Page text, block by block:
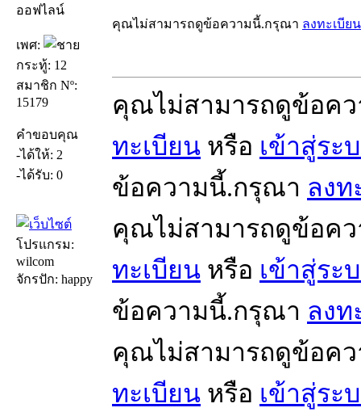
ออฟไลน์
เพศ:
กระทู้: 12
สมาชิก Nº:
15179
คำขอบคุณ
-ได้ให้: 2
-ได้รับ: 0
โปรแกรม:
wilcom
จักรปัก: happy
คุณไม่สามารถดูข้อความนี้.กรุณา ลงทะเบียน
คุณไม่สามารถดูข้อค
ทะเบียน หรือ เข้าสู่ระ
ข้อความนี้.กรุณา ลงท
คุณไม่สามารถดูข้อค
ทะเบียน หรือ เข้าสู่ระ
ข้อความนี้.กรุณา ลงท
คุณไม่สามารถดูข้อค
ทะเบียน หรือ เข้าสู่ระ